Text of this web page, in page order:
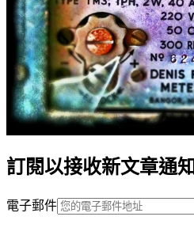
訂閱以接收新文章通知
電子郵件